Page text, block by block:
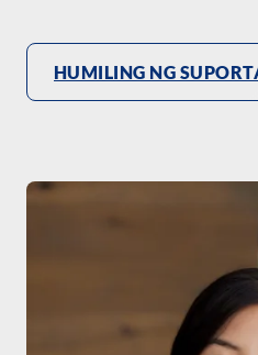
HUMILING NG